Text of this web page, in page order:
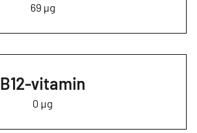
69 µg
B12-vitamin
0 µg